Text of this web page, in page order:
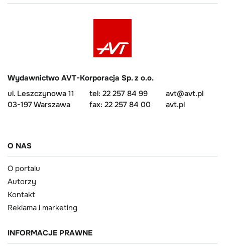
Wydawnictwo AVT-Korporacja Sp. z o.o.
ul. Leszczynowa 11
03-197 Warszawa
tel: 22 257 84 99
fax: 22 257 84 00
avt@avt.pl
avt.pl
O NAS
O portalu
Autorzy
Kontakt
Reklama i marketing
INFORMACJE PRAWNE